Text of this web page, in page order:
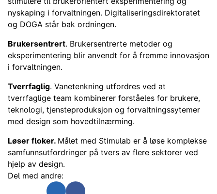
nyskaping i forvaltningen. Digitaliseringsdirektoratet
og DOGA står bak ordningen.
Brukersentrert. Brukersentrerte metoder og
eksperimentering blir anvendt for å fremme innovasjon
i forvaltningen.
Tverrfaglig. Vanetenkning utfordres ved at
tverrfaglige team kombinerer forståeles for brukere,
teknologi, tjensteproduksjon og forvaltningssytemer
med design som hovedtilnærming.
Løser floker. Målet med Stimulab er å løse komplekse
samfunnsutfordringer på tvers av flere sektorer ved
hjelp av design.
Del med andre: